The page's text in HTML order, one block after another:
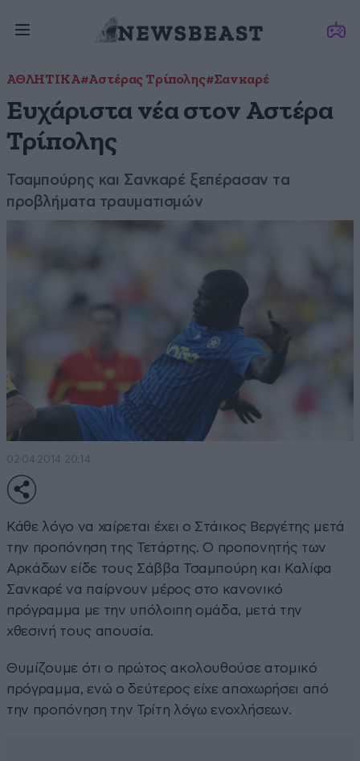
ΑΘΛΗΤΙΚΑ#Αστέρας Τρίπολης#Σανκαρέ
Ευχάριστα νέα στον Αστέρα
Τρίπολης
Τσαμπούρης και Σανκαρέ ξεπέρασαν τα
προβλήματα τραυματισμών
02·04·2014 20:14
Κάθε λόγο να χαίρεται έχει ο Στάικος Βεργέτης μετά
την προπόνηση της Τετάρτης. Ο προπονητής των
Αρκάδων είδε τους Σάββα Τσαμπούρη και Καλίφα
Σανκαρέ να παίρνουν μέρος στο κανονικό
πρόγραμμα με την υπόλοιπη ομάδα, μετά την
χθεσινή τους απουσία.
Θυμίζουμε ότι ο πρώτος ακολουθούσε ατομικό
πρόγραμμα, ενώ ο δεύτερος είχε αποχωρήσει από
την προπόνηση την Τρίτη λόγω ενοχλήσεων.